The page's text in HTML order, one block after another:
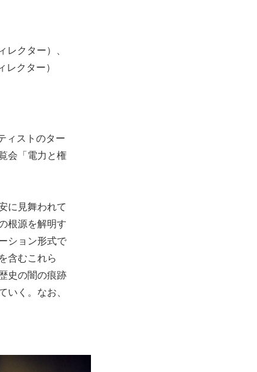
クター）、
クター）
ィストのター
会「電力と権
に見舞われて
根源を解明す
ション形式で
含むこれら
史の闇の痕跡
いく。なお、